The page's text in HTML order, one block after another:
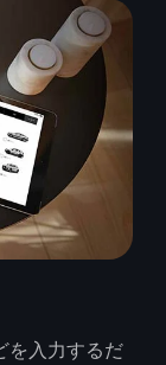
を入力するだ